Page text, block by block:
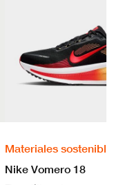
Materiales sostenibles
Nike Vomero 18